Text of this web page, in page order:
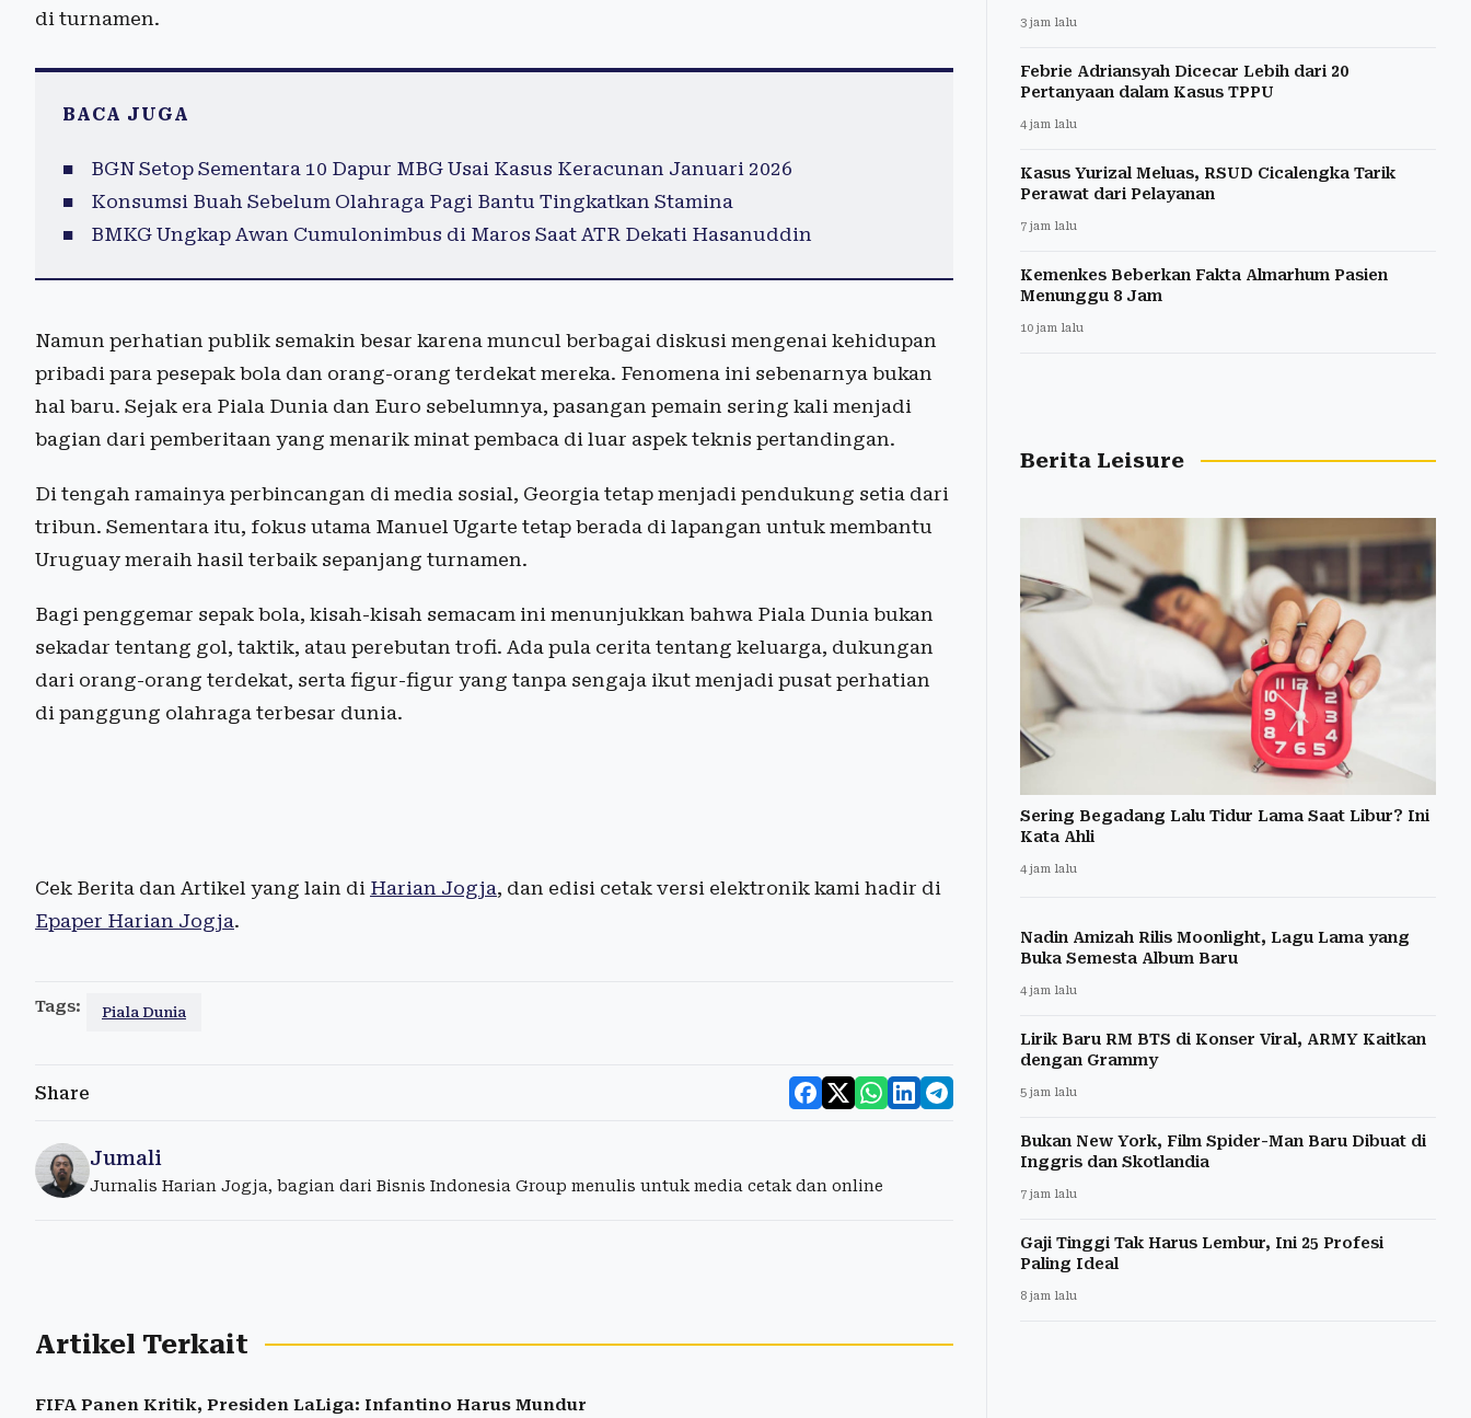
di turnamen.
BACA JUGA
BGN Setop Sementara 10 Dapur MBG Usai Kasus Keracunan Januari 2026
Konsumsi Buah Sebelum Olahraga Pagi Bantu Tingkatkan Stamina
BMKG Ungkap Awan Cumulonimbus di Maros Saat ATR Dekati Hasanuddin
Namun perhatian publik semakin besar karena muncul berbagai diskusi mengenai kehidupan
pribadi para pesepak bola dan orang-orang terdekat mereka. Fenomena ini sebenarnya bukan
hal baru. Sejak era Piala Dunia dan Euro sebelumnya, pasangan pemain sering kali menjadi
bagian dari pemberitaan yang menarik minat pembaca di luar aspek teknis pertandingan.
Di tengah ramainya perbincangan di media sosial, Georgia tetap menjadi pendukung setia dari
tribun. Sementara itu, fokus utama Manuel Ugarte tetap berada di lapangan untuk membantu
Uruguay meraih hasil terbaik sepanjang turnamen.
Bagi penggemar sepak bola, kisah-kisah semacam ini menunjukkan bahwa Piala Dunia bukan
sekadar tentang gol, taktik, atau perebutan trofi. Ada pula cerita tentang keluarga, dukungan
dari orang-orang terdekat, serta figur-figur yang tanpa sengaja ikut menjadi pusat perhatian
di panggung olahraga terbesar dunia.
Cek Berita dan Artikel yang lain di Harian Jogja, dan edisi cetak versi elektronik kami hadir di
Epaper Harian Jogja.
Tags: Piala Dunia
Share
Jumali
Jurnalis Harian Jogja, bagian dari Bisnis Indonesia Group menulis untuk media cetak dan online
Artikel Terkait
FIFA Panen Kritik, Presiden LaLiga: Infantino Harus Mundur
3 jam lalu
Febrie Adriansyah Dicecar Lebih dari 20
Pertanyaan dalam Kasus TPPU
4 jam lalu
Kasus Yurizal Meluas, RSUD Cicalengka Tarik
Perawat dari Pelayanan
7 jam lalu
Kemenkes Beberkan Fakta Almarhum Pasien
Menunggu 8 Jam
10 jam lalu
Berita Leisure
Sering Begadang Lalu Tidur Lama Saat Libur? Ini
Kata Ahli
4 jam lalu
Nadin Amizah Rilis Moonlight, Lagu Lama yang
Buka Semesta Album Baru
4 jam lalu
Lirik Baru RM BTS di Konser Viral, ARMY Kaitkan
dengan Grammy
5 jam lalu
Bukan New York, Film Spider-Man Baru Dibuat di
Inggris dan Skotlandia
7 jam lalu
Gaji Tinggi Tak Harus Lembur, Ini 25 Profesi
Paling Ideal
8 jam lalu